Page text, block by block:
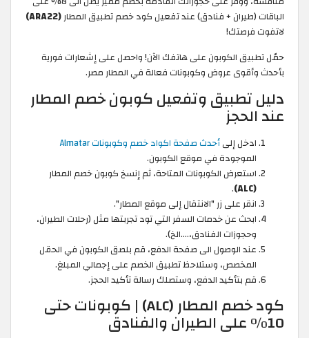
الباقات (طيران + فنادق) عند تفعيل كود خصم تطبيق المطار(ARA22)
لاتفوت فرصتك!
حمّل تطبيق الكوبون على هاتفك الآن! واحصل على إشعارات فورية
بأحدث وأقوى عروض وكوبونات فعالة في المطار مصر.
دليل تطبيق وتفعيل كوبون خصم المطار
عند الحجز
ادخل إلىأحدث صفحة اكواد خصم وكوبونات Almatar
الموجودة في موقع الكوبون.
استعرض الكوبونات المتاحة، ثم إنسخ كوبون خصم المطار
(ALC)
.
انقر على زر "الانتقال إلى موقع المطار".
ابحث عن خدمات السفر التي تود تجربتها مثل (رحلات الطيران،
وحجوزات الفنادق،….الخ).
عند الوصول الى صفحة الدفع، قم بلصق الكوبون في الحقل
المخصص، وستلاحظ تطبيق الخصم على إجمالي المبلغ.
قم بتأكيد الدفع، وستصلك رسالة تأكيد الحجز.
كود خصم المطار (ALC) | كوبونات حتى
10% على الطيران والفنادق